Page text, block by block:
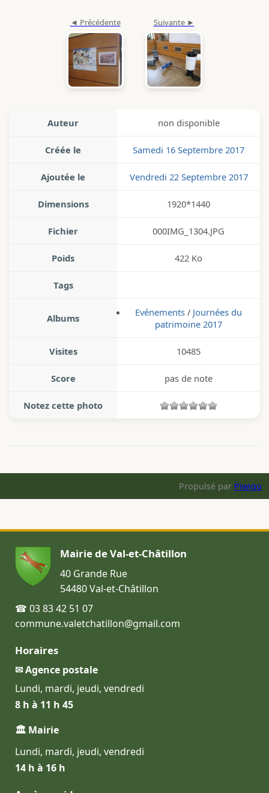
Auteur non disponible
Créée le Samedi 16 Septembre 2017
Ajoutée le Vendredi 22 Septembre 2017
Dimensions 1920*1440
Fichier 000IMG_1304.JPG
Poids 422 Ko
Tags
Albums Evénements / Journées du
patrimoine 2017
Visites 10485
Score pas de note
Notez cette photo
Propulsé par Piwigo
Mairie de Val-et-Châtillon
40 Grande Rue
54480 Val-et-Châtillon
☎ 03 83 42 51 07
commune.valetchatillon@gmail.com
Horaires
✉ Agence postale
Lundi, mardi, jeudi, vendredi
8 h à 11 h 45
🏛 Mairie
Lundi, mardi, jeudi, vendredi
14 h à 16 h